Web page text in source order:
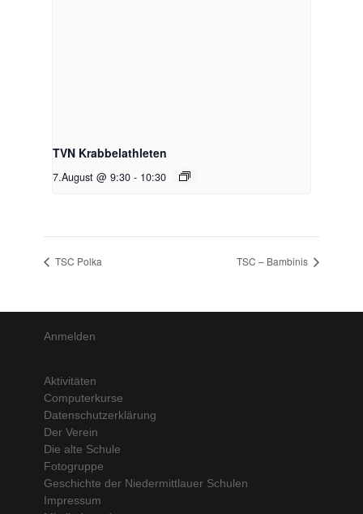
TVN Krabbelathleten
7.August @ 9:30 - 10:30
TSC Polka TSC – Bambinis
Anmelden
Aktivitäten
Computerkurse
Datenschutzerklärung
Der Verein
Die alte Schule
Fotogruppe
Geschichte der Niedermittlauer Schulen
Impressum